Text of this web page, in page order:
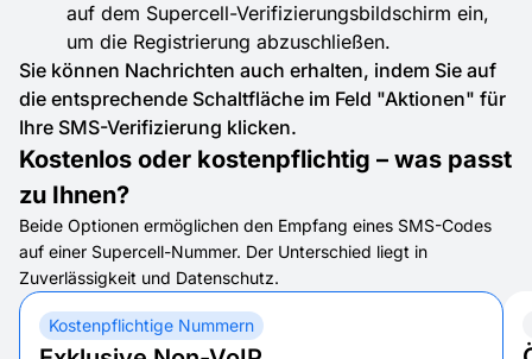
auf dem Supercell-Verifizierungsbildschirm ein,
um die Registrierung abzuschließen.
Sie können Nachrichten auch erhalten, indem Sie auf
die entsprechende Schaltfläche im Feld "Aktionen" für
Ihre SMS-Verifizierung klicken.
Kostenlos oder kostenpflichtig – was passt
zu Ihnen?
Beide Optionen ermöglichen den Empfang eines SMS-Codes
auf einer Supercell-Nummer. Der Unterschied liegt in
Zuverlässigkeit und Datenschutz.
Kostenpflichtige Nummern